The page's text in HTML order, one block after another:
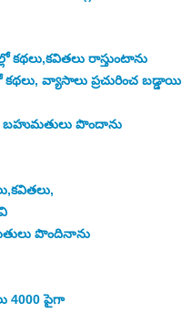
రాస్తుంటాను
కథలు, వ్యాసాలు ప్రచురించ బడ్డాయి
బహుమతులు పొందాను
పొందినాను
4000 పైగా